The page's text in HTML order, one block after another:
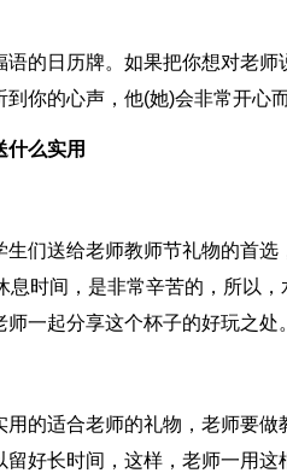
语的日历牌。如果把你想对老
你的心声，他(她)会非常开心而
什么实用
生们送给老师教师节礼物的首
息时间，是非常辛苦的，所以
一起分享这个杯子的好玩之处。
用的适合老师的礼物，老师要
留好长时间，这样，老师一用